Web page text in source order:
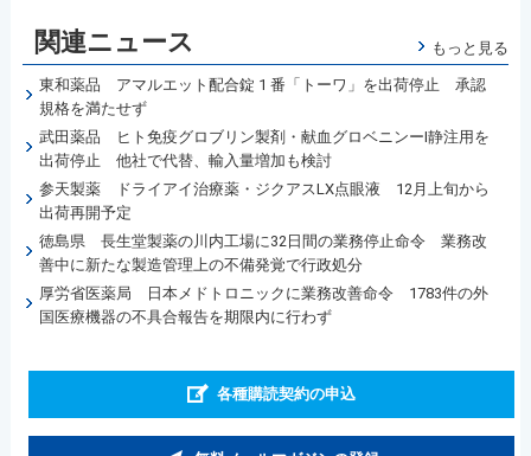
関連ニュース もっと見る
東和薬品 アマルエット配合錠 1 番「トーワ」を出荷停止 承認
規格を満たせず
武田薬品 ヒト免疫グロブリン製剤・献血グロベニンーI静注用を
出荷停止 他社で代替、輸入量増加も検討
参天製薬 ドライアイ治療薬・ジクアスLX点眼液 12月上旬から
出荷再開予定
徳島県 長生堂製薬の川内工場に32日間の業務停止命令 業務改
善中に新たな製造管理上の不備発覚で行政処分
厚労省医薬局 日本メドトロニックに業務改善命令 1783件の外
国医療機器の不具合報告を期限内に行わず
各種購読契約の申込